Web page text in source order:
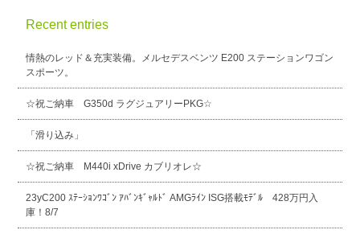
Recent entries
情熱のレッド＆充実装備。メルセデスベンツ E200 ステーションワゴン
スポーツ。
☆祝ご納車 G350d ラグジュアリーPKG☆
「滑り込み」
☆祝ご納車 M440i xDrive カブリオレ☆
23yC200 ｽﾃｰｼｮﾝﾜｺﾞﾝ ｱﾊﾞﾝｷﾞｬﾙﾄﾞ AMGﾗｲﾝ ISG搭載ﾓﾃﾞﾙ 428万円入
庫！8/7